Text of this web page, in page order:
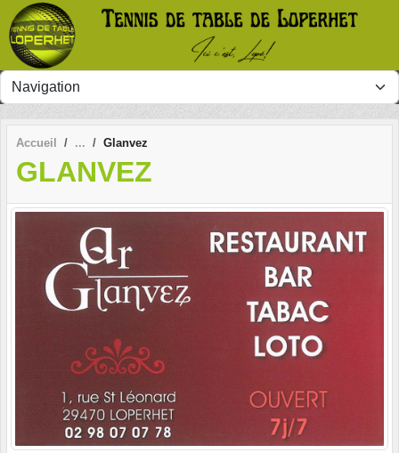
Accueil Glanvez
GLANVEZ
Panneau de gestion des cookies